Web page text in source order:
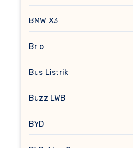
BMW X3
Brio
Bus Listrik
Buzz LWB
BYD